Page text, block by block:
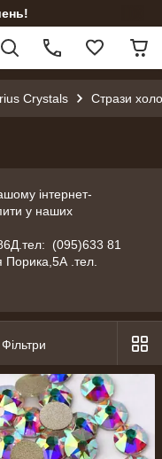
Crystals Стрази
інтернет-
у наших
(095)633 81
.тел.
Фільтри